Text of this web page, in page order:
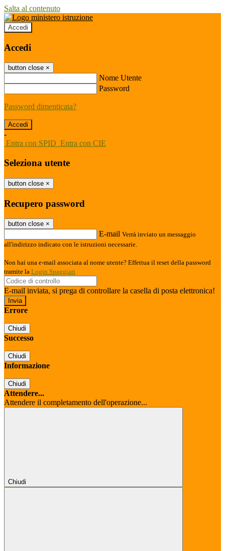
Salta al contenuto
Accedi
Accedi
button close ×
Nome Utente
Password
Password dimenticata?
-
Entra con SPID Entra con CIE
Seleziona utente
button close ×
Recupero password
button close ×
E-mail Verrà inviato un messaggio
all'indirizzo indicato con le istruzioni necessarie.
Non hai una e-mail associata al nome utente? Effettua il reset della password
tramite la Login Spaggiari
E-mail inviata, si prega di controllare la casella di posta elettronica!
Errore
Chiudi
Successo
Chiudi
Informazione
Chiudi
Attendere...
Attendere il completamento dell'operazione...
Chiudi